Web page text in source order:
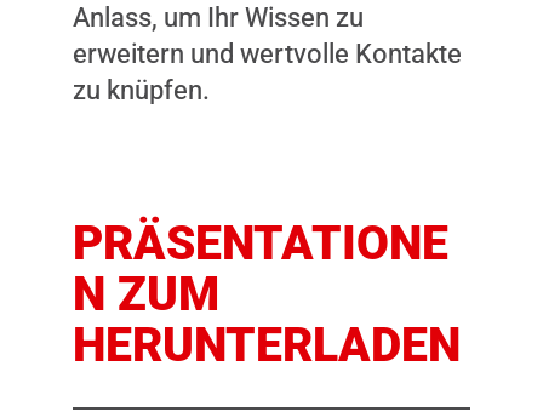
Anlass, um Ihr Wissen zu
erweitern und wertvolle Kontakte
zu knüpfen.
PRÄSENTATIONE
N ZUM
HERUNTERLADEN